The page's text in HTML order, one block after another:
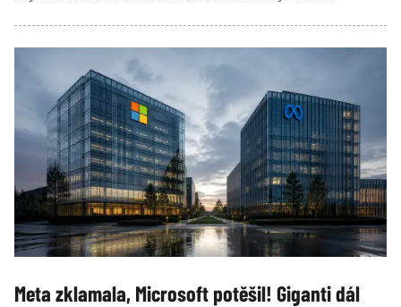
Meta zklamala, Microsoft potěšil! Giganti dál